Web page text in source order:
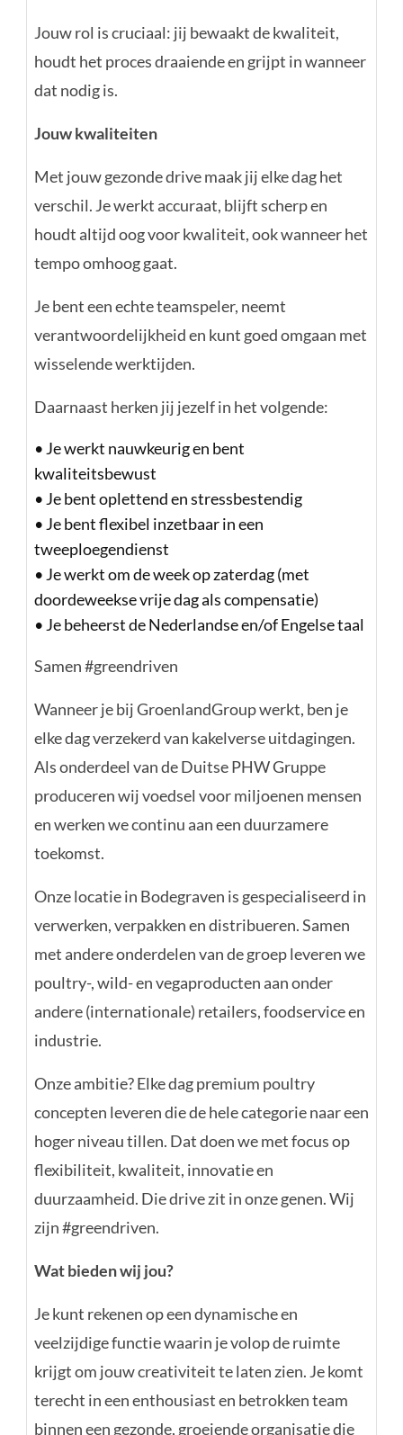
Jouw rol is cruciaal: jij bewaakt de kwaliteit,
houdt het proces draaiende en grijpt in wanneer
dat nodig is.
Jouw kwaliteiten
Met jouw gezonde drive maak jij elke dag het
verschil. Je werkt accuraat, blijft scherp en
houdt altijd oog voor kwaliteit, ook wanneer het
tempo omhoog gaat.
Je bent een echte teamspeler, neemt
verantwoordelijkheid en kunt goed omgaan met
wisselende werktijden.
Daarnaast herken jij jezelf in het volgende:
• Je werkt nauwkeurig en bent
kwaliteitsbewust
• Je bent oplettend en stressbestendig
• Je bent flexibel inzetbaar in een
tweeploegendienst
• Je werkt om de week op zaterdag (met
doordeweekse vrije dag als compensatie)
• Je beheerst de Nederlandse en/of Engelse taal
Samen #greendriven
Wanneer je bij GroenlandGroup werkt, ben je
elke dag verzekerd van kakelverse uitdagingen.
Als onderdeel van de Duitse PHW Gruppe
produceren wij voedsel voor miljoenen mensen
en werken we continu aan een duurzamere
toekomst.
Onze locatie in Bodegraven is gespecialiseerd in
verwerken, verpakken en distribueren. Samen
met andere onderdelen van de groep leveren we
poultry-, wild- en vegaproducten aan onder
andere (internationale) retailers, foodservice en
industrie.
Onze ambitie? Elke dag premium poultry
concepten leveren die de hele categorie naar een
hoger niveau tillen. Dat doen we met focus op
flexibiliteit, kwaliteit, innovatie en
duurzaamheid. Die drive zit in onze genen. Wij
zijn #greendriven.
Wat bieden wij jou?
Je kunt rekenen op een dynamische en
veelzijdige functie waarin je volop de ruimte
krijgt om jouw creativiteit te laten zien. Je komt
terecht in een enthousiast en betrokken team
binnen een gezonde, groeiende organisatie die